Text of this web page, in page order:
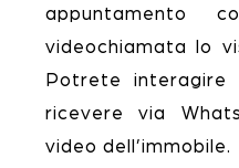
appuntamento
videochiamata lo
Potrete interagire
ricevere via
video dell’immobile.